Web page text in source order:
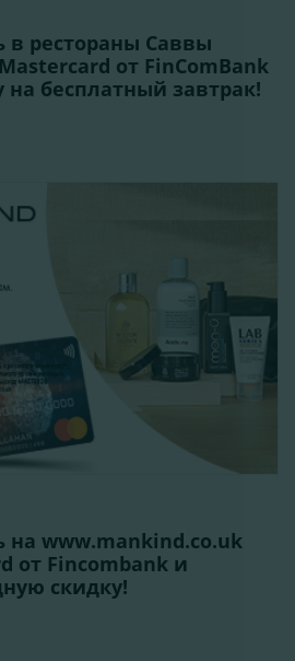
в рестораны Саввы
от FinComBank
на бесплатный завтрак!
на www.mankind.co.uk
от Fincombank и
скидку!